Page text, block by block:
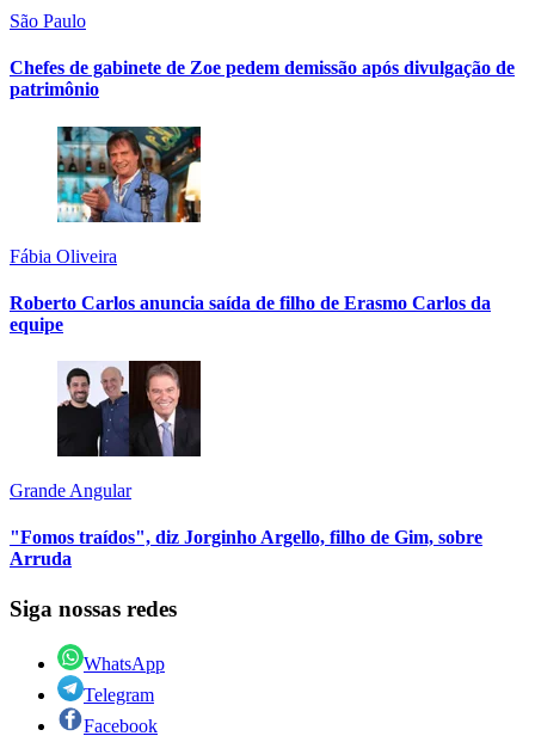
São Paulo
Chefes de gabinete de Zoe pedem demissão após divulgação de
patrimônio
Fábia Oliveira
Roberto Carlos anuncia saída de filho de Erasmo Carlos da
equipe
Grande Angular
"Fomos traídos", diz Jorginho Argello, filho de Gim, sobre
Arruda
Siga nossas redes
WhatsApp
Telegram
Facebook